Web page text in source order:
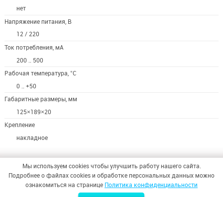
нет
Напряжение питания, В
12 / 220
Ток потребления, мА
200 .. 500
Рабочая температура, °С
0 .. +50
Габаритные размеры, мм
125×189×20
Крепление
накладное
Мы используем cookies чтобы улучшить работу нашего сайта.
Подробнее о файлах cookies и обработке персональных данных можно
ознакомиться на странице Политика конфиденциальности